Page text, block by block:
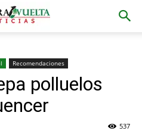
Recomendaciones
polluelos
537